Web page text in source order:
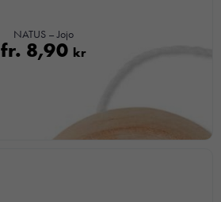
NATUS – Jojo
fr. 8,90 kr